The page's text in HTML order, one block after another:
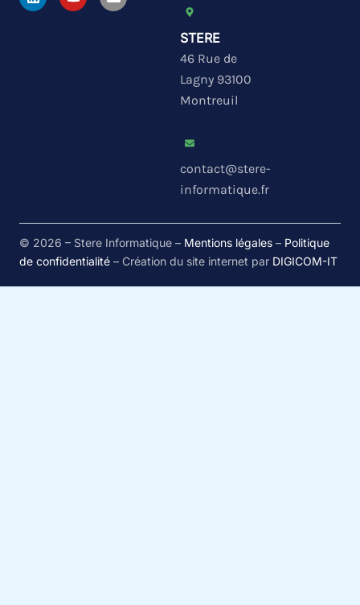
n
u
v
STERE
46 Rue de
Lagny 93100
Montreuil
contact@stere-
informatique.fr
© 2026 – Stere Informatique – Mentions légales – Politique
de confidentialité – Création du site internet par DIGICOM-IT